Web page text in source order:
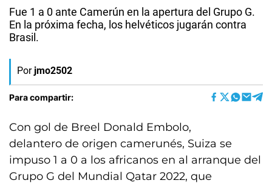
Fue 1 a 0 ante Camerún en la apertura del Grupo G.
En la próxima fecha, los helvéticos jugarán contra
Brasil.
Por jmo2502
Para compartir:
Con gol de Breel Donald Embolo,
delantero de origen camerunés, Suiza se
impuso 1 a 0 a los africanos en al arranque del
Grupo G del Mundial Qatar 2022, que